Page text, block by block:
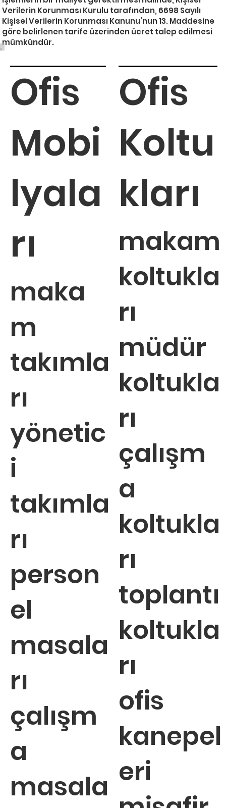
Verilerin Korunması Kurulu tarafından, 6698 Sayılı
Kişisel Verilerin Korunması Kanunu’nun 13. Maddesine
göre belirlenen tarife üzerinden ücret talep edilmesi
mümkündür.
Ofis
Mobi
lyala
rı
maka
m
takımla
rı
yönetic
i
takımla
rı
person
el
masala
rı
çalışm
a
masala
Ofis
Koltu
kları
makam
koltukla
rı
müdür
koltukla
rı
çalışm
a
koltukla
rı
toplantı
koltukla
rı
ofis
kanepel
eri